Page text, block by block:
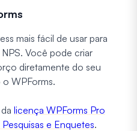
mais fácil de usar para
Você pode criar
diretamente do seu
WPForms.
licença WPForms Pro
e Enquetes.